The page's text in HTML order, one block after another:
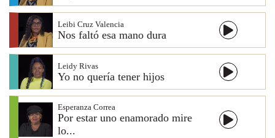
Leibi Cruz Valencia
Nos faltó esa mano dura
Leidy Rivas
Yo no quería tener hijos
Esperanza Correa
Por estar uno enamorado mire
lo...